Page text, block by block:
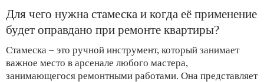
Для чего нужна стамеска и когда её применение
будет оправдано при ремонте квартиры?
Стамеска – это ручной инструмент, который занимает
важное место в арсенале любого мастера,
занимающегося ремонтными работами. Она представляет